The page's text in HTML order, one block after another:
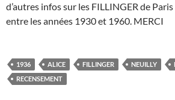
d’autres infos sur les FILLINGER de
entre les années 1930 et 1960. MERCI
1936 ALICE FILLINGER NEUILLY
RECENSEMENT